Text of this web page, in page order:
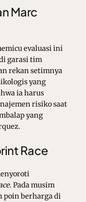
Marc
evaluasi ini
garasi tim
rekan setimnya
yang
ia harus
risiko saat
yang
Race
. Pada musim
poin berharga di